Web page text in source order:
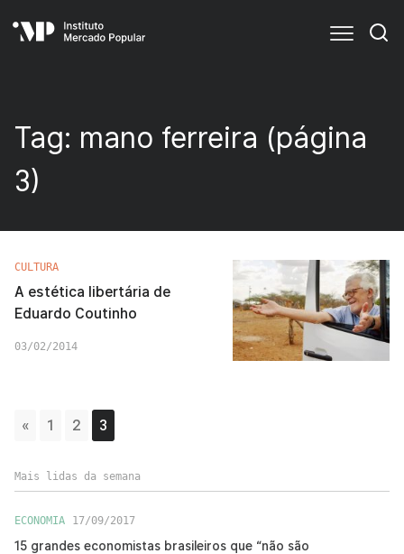
Tag: mano ferreira (página
3)
CULTURA
A estética libertária de
Eduardo Coutinho
03/02/2014
« 1 2 3
Mais lidas da semana
ECONOMIA 17/09/2017
15 grandes economistas brasileiros que “não são